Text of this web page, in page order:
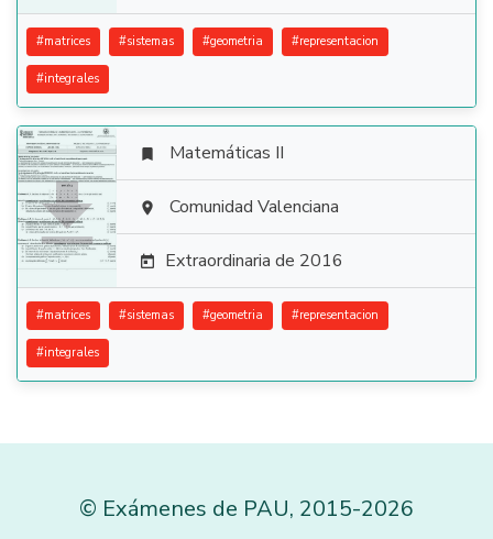
#matrices #sistemas #geometria #representacion
#integrales

 Matemáticas II
 Comunidad Valenciana
 Extraordinaria de 2016
#matrices #sistemas #geometria #representacion
#integrales
© Exámenes de PAU, 2015-2026